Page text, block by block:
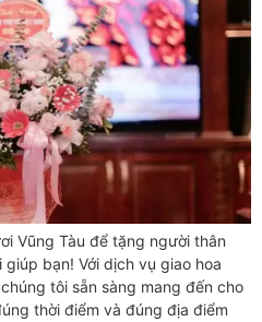
Vũng Tàu để tặng người thân
bạn! Với dịch vụ giao hoa
tôi sẵn sàng mang đến cho
thời điểm và đúng địa điểm